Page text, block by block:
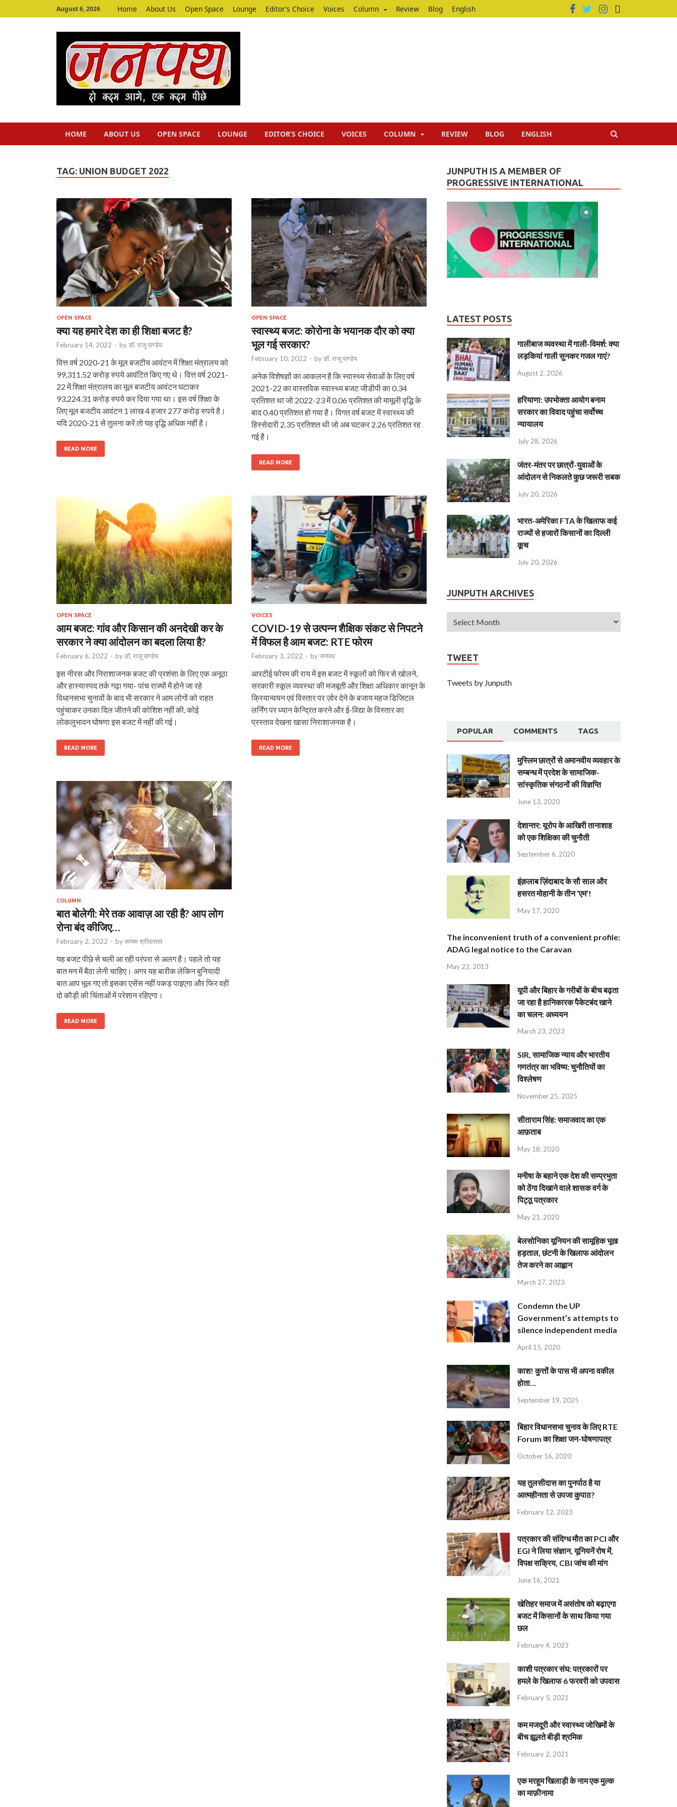
August 6, 2026 Home About Us Open Space Lounge Editor’s Choice Voices Column Review Blog English
HOME ABOUT US OPEN SPACE LOUNGE EDITOR’S CHOICE VOICES COLUMN REVIEW BLOG ENGLISH
TAG: UNION BUDGET 2022
OPEN SPACE
क्या यह हमारे देश का ही शिक्षा बजट है?
February 14, 2022 - byडॉ. राजू पाण्डेय
वित्त वर्ष 2020-21 के मूल बजटीय आवंटन में शिक्षा मंत्रालय को
99,311.52 करोड़ रुपये आवंटित किए गए थे। वित्त वर्ष 2021-
22 में शिक्षा मंत्रालय का मूल बजटीय आवंटन घटाकर
93,224.31 करोड़ रुपये कर दिया गया था। इस वर्ष शिक्षा के
लिए मूल बजटीय आवंटन 1 लाख 4 हजार 277 करोड़ रुपये है।
यदि 2020-21 से तुलना करें तो यह वृद्धि अधिक नहीं है।
READ MORE
OPEN SPACE
स्वास्थ्य बजट: कोरोना के भयानक दौर को क्या
भूल गई सरकार?
February 10, 2022 - byडॉ. राजू पाण्डेय
अनेक विशेषज्ञों का आकलन है कि स्वास्थ्य सेवाओं के लिए वर्ष
2021-22 का वास्तविक स्वास्थ्य बजट जीडीपी का 0.34
प्रतिशत था जो 2022-23 में 0.06 प्रतिशत की मामूली वृद्धि के
बाद 0.40 प्रतिशत हो गया है। विगत वर्ष बजट में स्वास्थ्य की
हिस्सेदारी 2.35 प्रतिशत थी जो अब घटकर 2.26 प्रतिशत रह
गई है।
READ MORE
OPEN SPACE
आम बजट: गांव और किसान की अनदेखी कर के
सरकार ने क्या आंदोलन का बदला लिया है?
February 6, 2022 - byडॉ. राजू पाण्डेय
इस नीरस और निराशाजनक बजट की प्रशंसा के लिए एक अनूठा
और हास्यास्पद तर्क गढ़ा गया- पांच राज्यों में होने जा रहे
विधानसभा चुनावों के बाद भी सरकार ने आम लोगों को राहत
पहुंचाकर उनका दिल जीतने की कोशिश नहीं की, कोई
लोकलुभावन घोषणा इस बजट में नहीं की गई।
READ MORE
VOICES
COVID-19 से उत्पन्न शैक्षिक संकट से निपटने
में विफल है आम बजट: RTE फोरम
February 3, 2022 - byजनपथ
आरटीई फोरम की राय में इस बजट में स्कूलों को फिर से खोलने,
सरकारी स्कूल व्यवस्था की मजबूती और शिक्षा अधिकार कानून के
क्रियान्वयन एवं विस्तार पर ज़ोर देने के बजाय महज डिजिटल
लर्निंग पर ध्यान केन्द्रित करने और ई-विद्या के विस्तार का
प्रस्ताव देखना खासा निराशाजनक है।
READ MORE
COLUMN
बात बोलेगी: मेरे तक आवाज़ आ रही है? आप लोग
रोना बंद कीजिए…
February 2, 2022 - byसत्यम श्रीवास्तव
यह बजट पीछे से चली आ रही परंपरा से अलग है। पहले तो यह
बात मन में बैठा लेनी चाहिए। अगर यह बारीक लेकिन बुनियादी
बात आप भूल गए तो इसका एसेंस नहीं पकड़ पाइएगा और फिर वही
दो कौड़ी की चिंताओं में परेशान रहिएगा।
READ MORE
JUNPUTH IS A MEMBER OF
PROGRESSIVE INTERNATIONAL
LATEST POSTS
गालीबाज व्‍यवस्‍था में गाली-विमर्श: क्या
लड़कियां गाली सुनकर गजल गाएं?
August 2, 2026
हरियाणा: उपभोक्ता आयोग बनाम
सरकार का विवाद पहुंचा सर्वोच्च
न्यायालय
July 28, 2026
जंतर-मंतर पर छात्रों-युवाओं के
आंदोलन से निकलते कुछ जरूरी सबक
July 20, 2026
भारत-अमेरिका FTA के खिलाफ कई
राज्यों से हजारों किसानों का दिल्ली
कूच
July 20, 2026
JUNPUTH ARCHIVES
TWEET
Tweets by Junputh
POPULAR COMMENTS TAGS
मुस्लिम छात्रों से अमानवीय व्यवहार के
सम्बन्ध में प्रदेश के सामाजिक-
सांस्कृतिक संगठनों की विज्ञप्ति
June 13, 2020
देशान्‍तर: यूरोप के आखिरी तानाशाह
को एक शिक्षिका की चुनौती
September 6, 2020
इंक़लाब ज़िंदाबाद के सौ साल और
हसरत मोहानी के तीन ‘एम’!
May 17, 2020
The inconvenient truth of a convenient profile:
ADAG legal notice to the Caravan
May 22, 2013
यूपी और बिहार के गरीबों के बीच बढ़ता
जा रहा है हानिकारक पैकेटबंद खाने
का चलन: अध्ययन
March 23, 2023
SIR, सामाजिक न्याय और भारतीय
गणतंत्र का भविष्य: चुनौतियों का
विश्लेषण
November 25, 2025
सीताराम सिंह: समाजवाद का एक
आफ़ताब
May 18, 2020
मनीषा के बहाने एक देश की सम्प्रभुता
को ठेंगा दिखाने वाले शासक वर्ग के
पिट्ठू पत्रकार
May 21, 2020
बेलसोनिका यूनियन की सामूहिक भूख
हड़ताल, छंटनी के खिलाफ आंदोलन
तेज करने का आह्वान
March 27, 2023
Condemn the UP
Government’s attempts to
silence independent media
April 15, 2020
काश! कुत्तों के पास भी अपना वकील
होता…
September 19, 2025
बिहार विधानसभा चुनाव के लिए RTE
Forum का शिक्षा जन-घोषणापत्र
October 16, 2020
यह तुलसीदास का पुनर्पाठ है या
आत्महीनता से उपजा कुपाठ?
February 12, 2023
पत्रकार की संदिग्ध मौत का PCI और
EGI ने लिया संज्ञान, यूनियनें रोष में,
विपक्ष सक्रिय, CBI जांच की मांग
June 16, 2021
खेतिहर समाज में असंतोष को बढ़ाएगा
बजट में किसानों के साथ किया गया
छल
February 4, 2023
काशी पत्रकार संघ: पत्रकारों पर
हमले के खिलाफ 6 फरवरी को उपवास
February 5, 2021
कम मजदूरी और स्वास्थ्य जोखिमों के
बीच झूलते बीड़ी श्रमिक
February 2, 2021
एक मरहूम खिलाड़ी के नाम एक मुल्क
का माफ़ीनामा